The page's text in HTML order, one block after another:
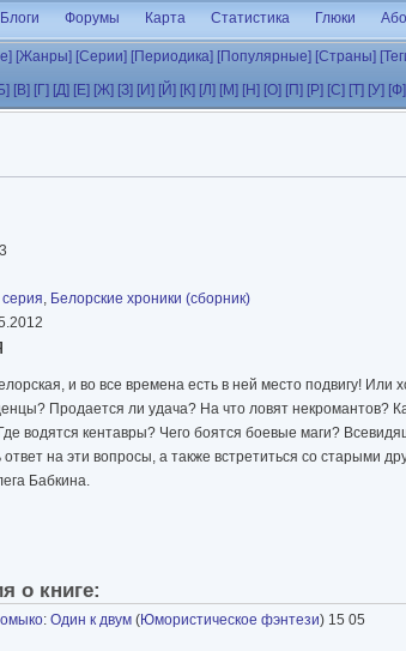
Блоги Форумы Карта Статистика Глюки
[Жанры] [Серии] [Периодика] [Популярные] [Страны]
[В] [Г] [Д] [Е] [Ж] [З] [И] [Й] [К] [Л] [М] [Н] [О] [П] [Р] [С] [Т] [У] [Ф]
, Белорские хроники (сборник)
и во все времена есть в ней место подвигу! Или
Продается ли удача? На что ловят некромантов?
водятся кентавры? Чего боятся боевые маги?
на эти вопросы, а также встретиться со старыми
Бабкина.
о книге:
: Один к двум (Юмористическое фэнтези) 15 05